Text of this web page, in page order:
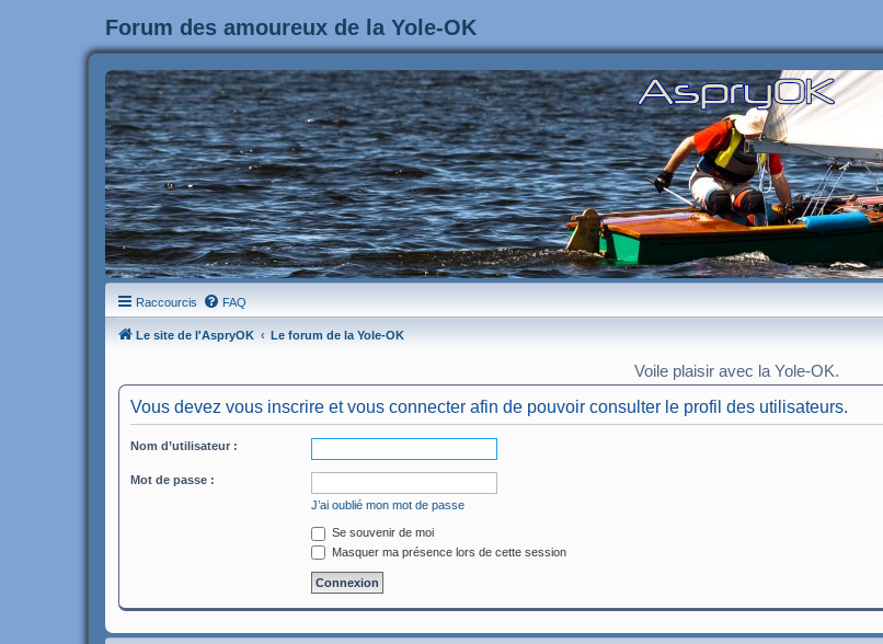
Forum des amoureux de la Yole-OK
Raccourcis FAQ
Le site de l'AspryOK Le forum de la Yole-OK
Voile plaisir avec la Yole-OK.
Vous devez vous inscrire et vous connecter afin de pouvoir consulter le profil des utilisateurs.
Nom d’utilisateur :
Mot de passe :
J’ai oublié mon mot de passe
Se souvenir de moi
Masquer ma présence lors de cette session